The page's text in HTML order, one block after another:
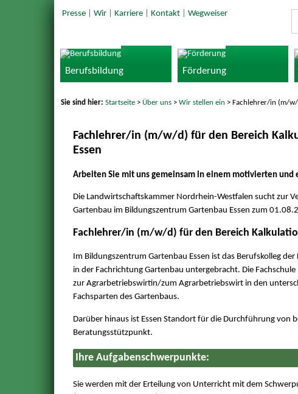
Presse| Wir| Karriere| Kontakt| Wegweiser
Berufsbildung Förderung
Sie sind hier:Startseite >Über uns >Wir stellen ein > Fachlehrer/in (m/
Fachlehrer/in (m/w/d) für den Bereich
Essen
Arbeiten Sie mit uns gemeinsam in einem motivierten und
Die Landwirtschaftskammer Nordrhein-Westfalen sucht zur
Gartenbau im Bildungszentrum Gartenbau Essen zum
Fachlehrer/in (m/w/d) für den Bereich
Im Bildungszentrum Gartenbau Essen ist das Berufskolleg
in der Fachrichtung Gartenbau untergebracht. Die
zur Agrarbetriebswirtin/zum Agrarbetriebswirt in den
Fachsparten des Gartenbaus.
Darüber hinaus ist Essen Standort für die Durchführung von
Beratungsstützpunkt.
Ihre Aufgabenschwerpunkte:
Sie werden mit der Erteilung von Unterricht mit dem